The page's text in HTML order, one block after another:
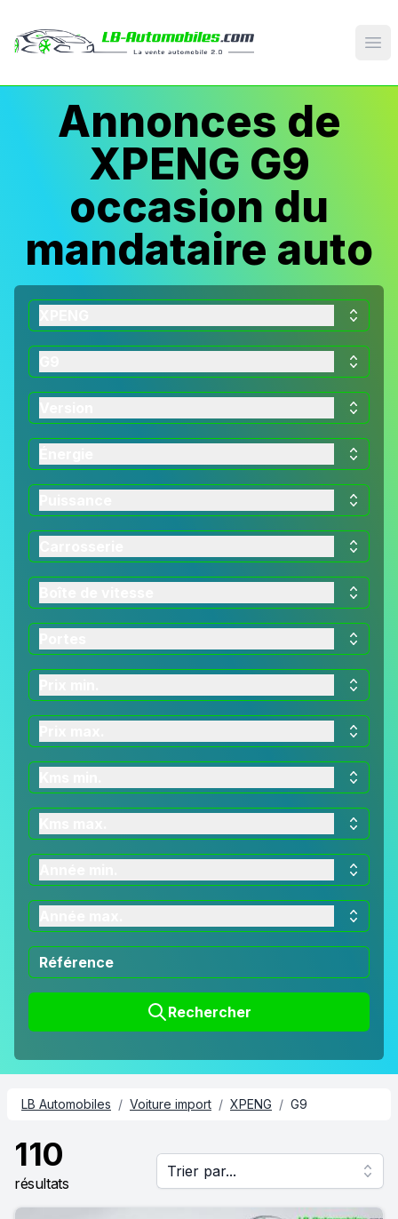
Annonces de
XPENG G9
occasion du
mandataire auto
Rechercher
LB Automobiles / Voiture import / XPENG / G9
110
résultats
Trier par...